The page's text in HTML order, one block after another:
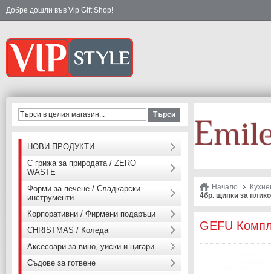
Добре дошли във Vip Gift Shop!
Начало
4бр. щипки за
GEFU
Търси
НОВИ ПРОДУКТИ
С грижа за природата / ZERO
WASTE
Форми за печене / Сладкарски
инструменти
Корпоративни / Фирмени подаръци
CHRISTMAS / Коледа
Аксесоари за вино, уиски и цигари
Съдове за готвене